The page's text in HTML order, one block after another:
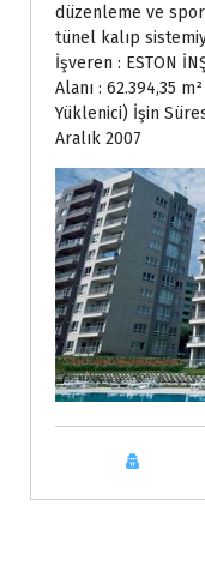
düzenleme ve
tünel kalıp
İşveren : ESTON
Alanı : 62.394,35
Yüklenici) İşin
Aralık 2007